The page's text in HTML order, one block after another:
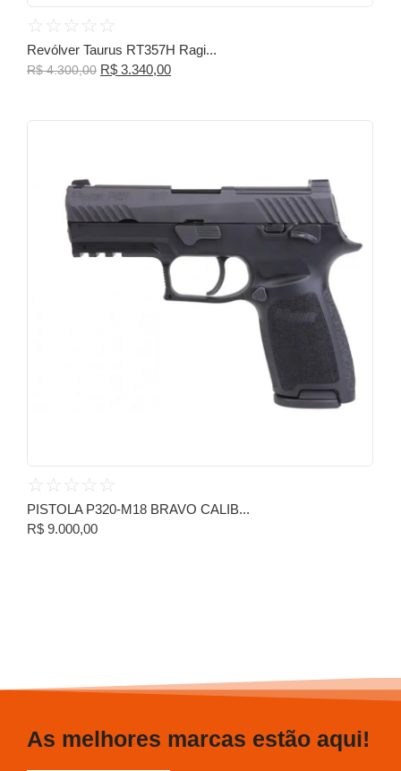
☆ ☆ ☆ ☆ ☆
Revólver Taurus RT357H Ragi...
R$4.300,00 R$ 3.340,00
☆ ☆ ☆ ☆ ☆
PISTOLA P320-M18 BRAVO CALIB...
R$ 9.000,00
As melhores marcas estão aqui!